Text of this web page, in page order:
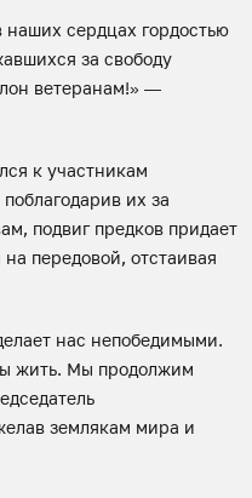
наших сердцах гордостью
за свободу
ветеранам!» —
к участникам
их за
подвиг предков придает
передовой, отстаивая
нас непобедимыми.
жить. Мы продолжим
землякам мира и